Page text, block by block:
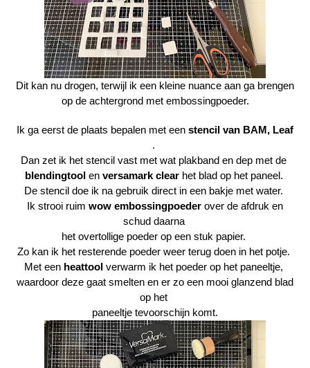
Dit kan nu drogen, terwijl ik een kleine nuance aan ga brengen
op de achtergrond met embossingpoeder.
Ik ga eerst de plaats bepalen met een stencil van BAM, Leaf
.
Dan zet ik het stencil vast met wat plakband en dep met de
blendingtool en versamark clearhet blad op het paneel.
De stencil doe ik na gebruik direct in een bakje met water.
Ik strooi ruim wow embossingpoeder over de afdruk en
schud daarna
het overtollige poeder op een stuk papier.
Zo kan ik het resterende poeder weer terug doen in het potje.
Met een heattool verwarm ik het poeder op het paneeltje,
waardoor deze gaat smelten en er zo een mooi glanzend blad
op het
paneeltje tevoorschijn komt.